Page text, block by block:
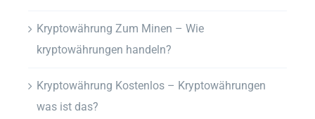
Kryptowährung Zum Minen – Wie
kryptowährungen handeln?
Kryptowährung Kostenlos – Kryptowährungen
was ist das?